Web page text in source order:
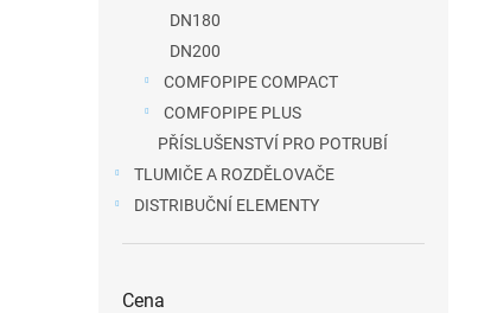
DN180
DN200
COMFOPIPE COMPACT
COMFOPIPE PLUS
PŘÍSLUŠENSTVÍ PRO POTRUBÍ
TLUMIČE A ROZDĚLOVAČE
DISTRIBUČNÍ ELEMENTY
Cena